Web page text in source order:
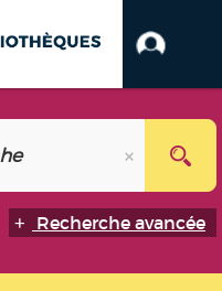
Recherche avancée